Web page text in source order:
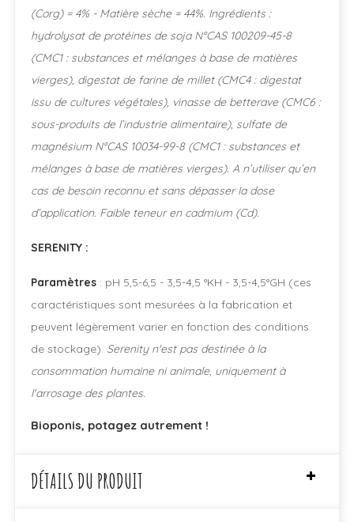
(Corg) = 4% - Matière sèche = 44%. Ingrédients :
hydrolysat de protéines de soja N°CAS 100209-45-8
(CMC1 : substances et mélanges à base de matières
vierges), digestat de farine de millet (CMC4 : digestat
issu de cultures végétales), vinasse de betterave (CMC6 :
sous-produits de l’industrie alimentaire), sulfate de
magnésium N°CAS 10034-99-8 (CMC1 : substances et
mélanges à base de matières vierges). A n’utiliser qu’en
cas de besoin reconnu et sans dépasser la dose
d’application. Faible teneur en cadmium (Cd).
SERENITY :
Paramètres : pH 5,5-6,5 - 3,5-4,5 °KH - 3,5-4,5°GH (ces
caractéristiques sont mesurées à la fabrication et
peuvent légèrement varier en fonction des conditions
de stockage). Serenity n'est pas destinée à la
consommation humaine ni animale, uniquement à
l'arrosage des plantes.
Bioponis, potagez autrement !
DÉTAILS DU PRODUIT